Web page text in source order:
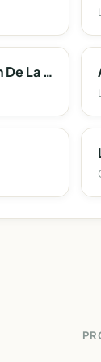
Station De Lavage Et Protection De La Ressource En Eau Des Collines Des Costières